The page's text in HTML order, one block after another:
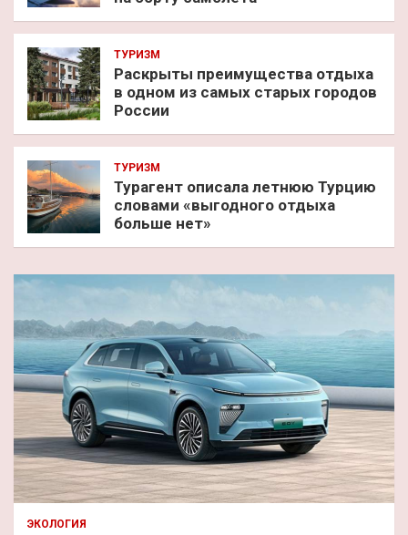
ТУРИЗМ
Раскрыты преимущества отдыха
в одном из самых старых городов
России
ТУРИЗМ
Турагент описала летнюю Турцию
словами «выгодного отдыха
больше нет»
ЭКОЛОГИЯ